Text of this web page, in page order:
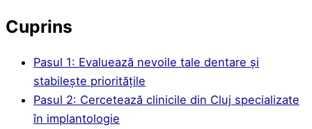
Cuprins
Pasul 1: Evaluează nevoile tale dentare și
stabilește prioritățile
Pasul 2: Cercetează clinicile din Cluj specializate
în implantologie